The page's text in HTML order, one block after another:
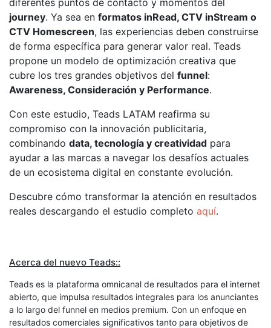
diferentes puntos de contacto y momentos del
journey. Ya sea en formatos inRead, CTV inStream o
CTV Homescreen, las experiencias deben construirse
de forma específica para generar valor real. Teads
propone un modelo de optimización creativa que
cubre los tres grandes objetivos del funnel:
Awareness, Consideración y Performance.
Con este estudio, Teads LATAM reafirma su
compromiso con la innovación publicitaria,
combinando data, tecnología y creatividad para
ayudar a las marcas a navegar los desafíos actuales
de un ecosistema digital en constante evolución.
Descubre cómo transformar la atención en resultados
reales descargando el estudio completo aquí.
Acerca del nuevo Teads::
Teads es la plataforma omnicanal de resultados para el internet
abierto, que impulsa resultados integrales para los anunciantes
a lo largo del funnel en medios premium. Con un enfoque en
resultados comerciales significativos tanto para objetivos de